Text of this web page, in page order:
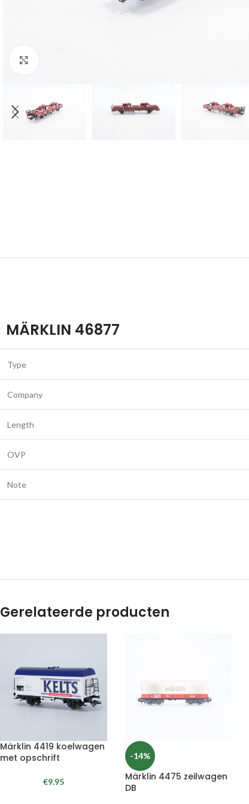
MÄRKLIN 46877
Type
Company
Length
OVP
Note
Gerelateerde producten
Märklin 4419 koelwagen
met opschrift
€9.95
-14%
Märklin 4475 zeilwagen
DB